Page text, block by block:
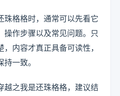
珠格格时，通常可以先看它
操作步骤以及常见问题。只
内容才真正具备可读性，
一致。
越之我是还珠格格，建议结